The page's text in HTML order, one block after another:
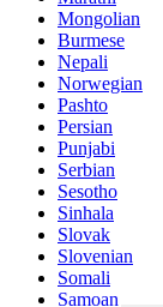
Mongolian
Burmese
Nepali
Norwegian
Pashto
Persian
Punjabi
Serbian
Sesotho
Sinhala
Slovak
Slovenian
Somali
Samoan